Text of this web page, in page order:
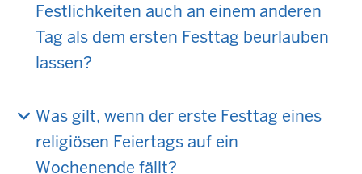
Festlichkeiten auch an einem anderen
Tag als dem ersten Festtag beurlauben
lassen?
Was gilt, wenn der erste Festtag eines
religiösen Feiertags auf ein
Wochenende fällt?